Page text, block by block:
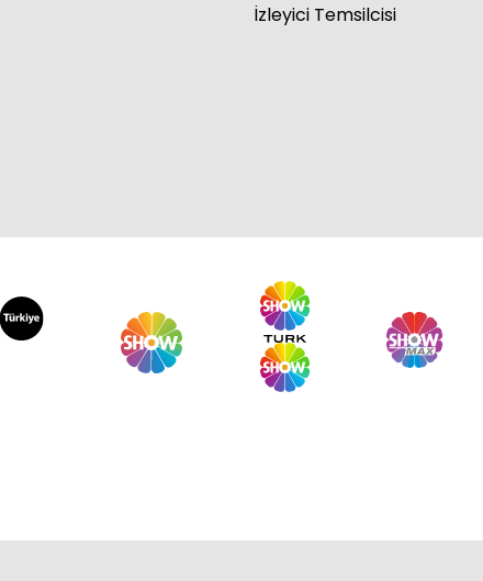
İzleyici Temsilcisi